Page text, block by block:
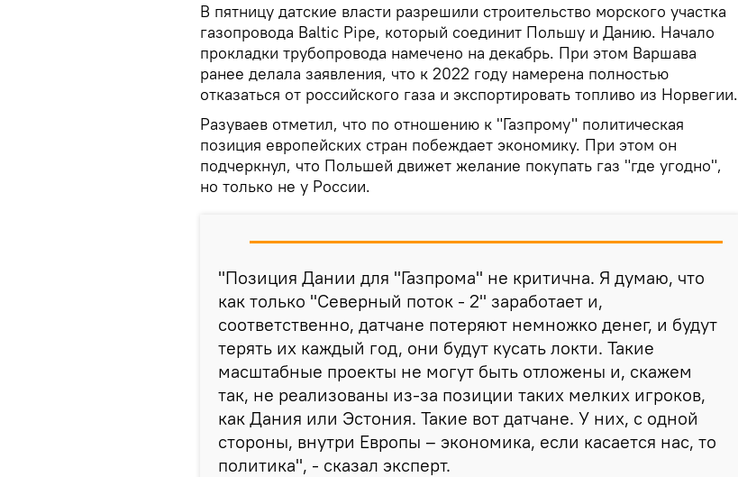
В пятницу датские власти разрешили строительство морского участка
газопровода Baltic Pipe, который соединит Польшу и Данию. Начало
прокладки трубопровода намечено на декабрь. При этом Варшава
ранее делала заявления, что к 2022 году намерена полностью
отказаться от российского газа и экспортировать топливо из Норвегии.
Разуваев отметил, что по отношению к "Газпрому" политическая
позиция европейских стран побеждает экономику. При этом он
подчеркнул, что Польшей движет желание покупать газ "где угодно",
но только не у России.
"Позиция Дании для "Газпрома" не критична. Я думаю, что
как только "Северный поток - 2" заработает и,
соответственно, датчане потеряют немножко денег, и будут
терять их каждый год, они будут кусать локти. Такие
масштабные проекты не могут быть отложены и, скажем
так, не реализованы из-за позиции таких мелких игроков,
как Дания или Эстония. Такие вот датчане. У них, с одной
стороны, внутри Европы – экономика, если касается нас, то
политика", - сказал эксперт.